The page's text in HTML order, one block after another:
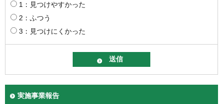
1：見つけやすかった
2：ふつう
3：見つけにくかった
実施事業報告